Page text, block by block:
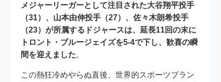
メジャーリーガーとして注目された大谷翔平投手
（31）、山本由伸投手（27）、佐々木朗希投手
（23）が所属するドジャースは、延長11回の末に
トロント・ブルージェイズを5-4で下し、歓喜の瞬
間を迎えました。
この熱狂冷めやらぬ直後、世界的スポーツブラン